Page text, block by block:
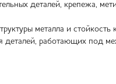
деталей, крепежа,
металла и стойкость
работающих под